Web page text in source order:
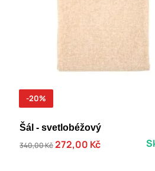
-20%
Šál - svetlobéžový
340,00 Kč272,00 Kč